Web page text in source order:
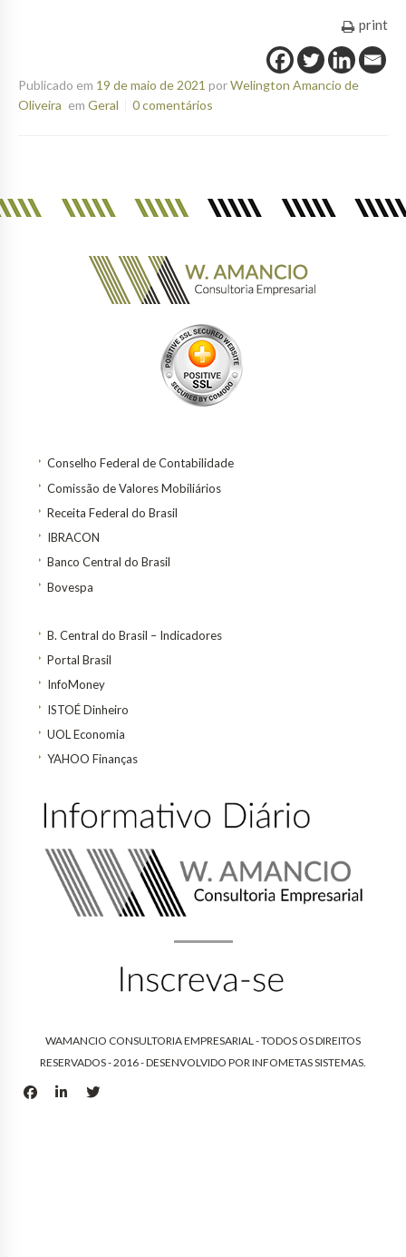
print
Publicado em 19 de maio de 2021 porWelington Amancio de
Oliveira em Geral 0 comentários
Conselho Federal de Contabilidade
Comissão de Valores Mobiliários
Receita Federal do Brasil
IBRACON
Banco Central do Brasil
Bovespa
B. Central do Brasil – Indicadores
Portal Brasil
InfoMoney
ISTOÉ Dinheiro
UOL Economia
YAHOO Finanças
WAMANCIO CONSULTORIA EMPRESARIAL - TODOS OS DIREITOS
RESERVADOS - 2016 - DESENVOLVIDO PORINFOMETAS SISTEMAS.